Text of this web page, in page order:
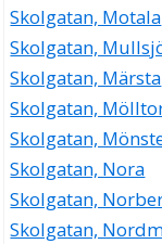
Skolgatan, Motala
Skolgatan,
Skolgatan, Märsta
Skolgatan,
Skolgatan,
Skolgatan, Nora
Skolgatan,
Skolgatan,